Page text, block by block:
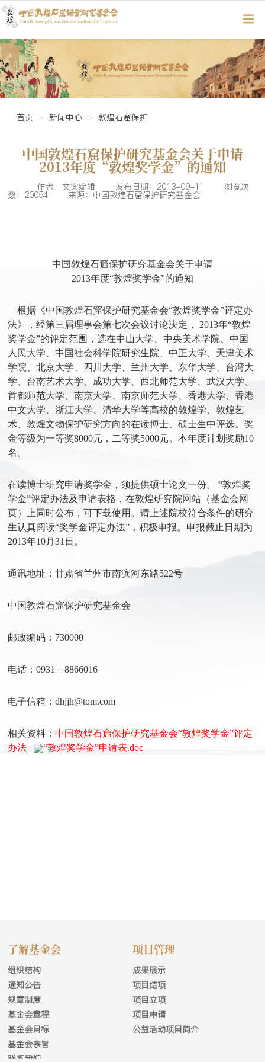
首页 新闻中心 敦煌石窟保护
中国敦煌石窟保护研究基金会关于申请
2013年度“敦煌奖学金”的通知
作者：文案编辑 发布日期：2013-09-11 浏览次
数：20054 来源：中国敦煌石窟保护研究基金会
中国敦煌石窟保护研究基金会关于申请
2013年度“敦煌奖学金”的通知
根据《中国敦煌石窟保护研究基金会“敦煌奖学金”评定办
法》，经第三届理事会第七次会议讨论决定， 2013年“敦煌
奖学金”的评定范围，选在中山大学、中央美术学院、中国
人民大学、中国社会科学院研究生院、中正大学、天津美术
学院、北京大学、四川大学、兰州大学、东华大学、台湾大
学、台南艺术大学、成功大学、西北师范大学、武汉大学、
首都师范大学、南京大学、南京师范大学、香港大学、香港
中文大学、浙江大学、清华大学等高校的敦煌学、敦煌艺
术、敦煌文物保护研究方向的在读博士、硕士生中评选。奖
金等级为一等奖8000元，二等奖5000元。本年度计划奖励10
名。
在读博士研究申请奖学金，须提供硕士论文一份。 “敦煌奖
学金”评定办法及申请表格，在敦煌研究院网站（基金会网
页）上同时公布，可下载使用。请上述院校符合条件的研究
生认真阅读“奖学金评定办法”，积极申报。申报截止日期为
2013年10月31日。
通讯地址：甘肃省兰州市南滨河东路522号
中国敦煌石窟保护研究基金会
邮政编码：730000
电话：0931－8866016
电子信箱：dhjjh@tom.com
相关资料：中国敦煌石窟保护研究基金会“敦煌奖学金”评定
办法
“敦煌奖学金”申请表.doc
了解基金会
组织结构
通知公告
规章制度
基金会章程
基金会目标
基金会宗旨
联系我们
项目管理
成果展示
项目结项
项目立项
项目申请
公益活动项目简介